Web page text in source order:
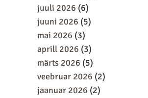
juuli 2026 (6)
juuni 2026 (5)
mai 2026 (3)
aprill 2026 (3)
märts 2026 (5)
veebruar 2026 (2)
jaanuar 2026 (2)